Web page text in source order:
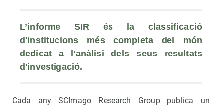
L’informe SIR és la classificació
d'institucions més completa del món
dedicat a l'anàlisi dels seus resultats
d'investigació.
Cada any SCImago Research Group publica un